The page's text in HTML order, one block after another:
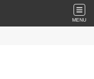
MENU